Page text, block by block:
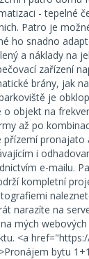
- tepelné
Patro je
ho snadno
a náklady na
zařízení
brány, jak
je
o objekt na
až po
i
e-mailu.
kompletní
narazíte na
mých
<a
bytu